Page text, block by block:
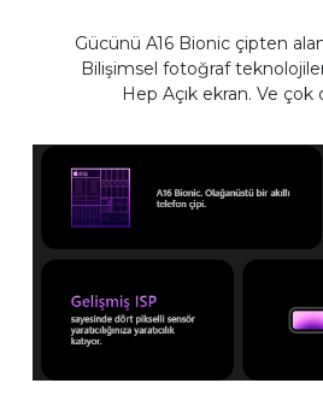
Gücünü A16 Bionic çipten
Bilişimsel fotoğraf
Hep Açık ekran. Ve çok